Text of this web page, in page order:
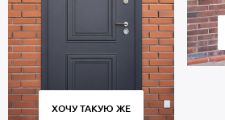
ХОЧУ ТАКУЮ ЖЕ